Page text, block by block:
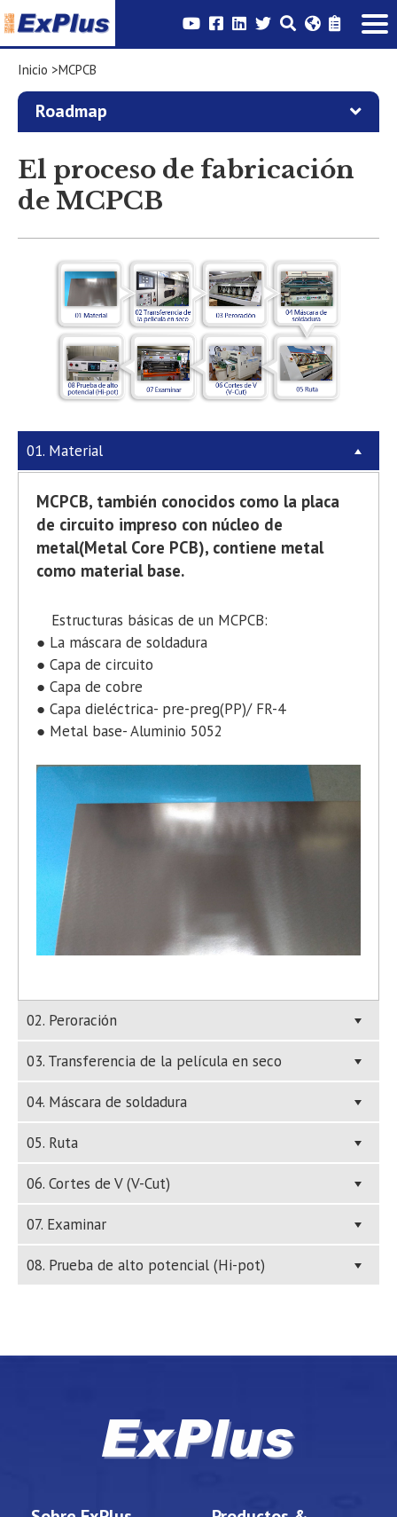
Inicio MCPCB
Roadmap
El proceso de fabricación
de MCPCB
01. Material
MCPCB, también conocidos como la placa
de circuito impreso con núcleo de
metal(Metal Core PCB), contiene metal
como material base.
Estructuras básicas de un MCPCB:
● La máscara de soldadura
● Capa de circuito
● Capa de cobre
● Capa dieléctrica- pre-preg(PP)/ FR-4
● Metal base- Aluminio 5052
02. Peroración
03. Transferencia de la película en seco
04. Máscara de soldadura
05. Ruta
06. Cortes de V (V-Cut)
07. Examinar
08. Prueba de alto potencial (Hi-pot)